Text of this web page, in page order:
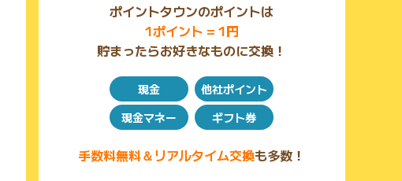
ポイントタウンのポイントは
1ポイント = 1円
貯まったらお好きなものに交換！
現金
他社ポイント
現金マネー
ギフト券
手数料無料＆リアルタイム交換も多数！